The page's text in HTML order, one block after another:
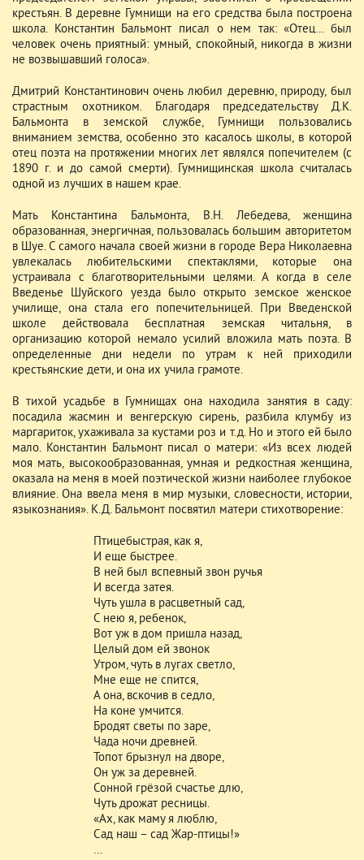
крестьян. В деревне Гумнищи на его средства была построена
школа. Константин Бальмонт писал о нем так: «Отец… был
человек очень приятный: умный, спокойный, никогда в жизни
не возвышавший голоса».
Дмитрий Константинович очень любил деревню, природу, был
страстным охотником. Благодаря председательству Д.К.
Бальмонта в земской службе, Гумнищи пользовались
вниманием земства, особенно это касалось школы, в которой
отец поэта на протяжении многих лет являлся попечителем (с
1890 г. и до самой смерти). Гумнищинская школа считалась
одной из лучших в нашем крае.
Мать Константина Бальмонта, В.Н. Лебедева, женщина
образованная, энергичная, пользовалась большим авторитетом
в Шуе. С самого начала своей жизни в городе Вера Николаевна
увлекалась любительскими спектаклями, которые она
устраивала с благотворительными целями. А когда в селе
Введенье Шуйского уезда было открыто земское женское
училище, она стала его попечительницей. При Введенской
школе действовала бесплатная земская читальня, в
организацию которой немало усилий вложила мать поэта. В
определенные дни недели по утрам к ней приходили
крестьянские дети, и она их учила грамоте.
В тихой усадьбе в Гумнищах она находила занятия в саду:
посадила жасмин и венгерскую сирень, разбила клумбу из
маргариток, ухаживала за кустами роз и т.д. Но и этого ей было
мало. Константин Бальмонт писал о матери: «Из всех людей
моя мать, высокообразованная, умная и редкостная женщина,
оказала на меня в моей поэтической жизни наиболее глубокое
влияние. Она ввела меня в мир музыки, словесности, истории,
языкознания». К.Д. Бальмонт посвятил матери стихотворение:
Птицебыстрая, как я,
И еще быстрее.
В ней был вспевный звон ручья
И всегда затея.
Чуть ушла в расцветный сад,
С нею я, ребенок,
Вот уж в дом пришла назад,
Целый дом ей звонок
Утром, чуть в лугах светло,
Мне еще не спится,
А она, вскочив в седло,
На коне умчится.
Бродят светы по заре,
Чада ночи древней.
Топот брызнул на дворе,
Он уж за деревней.
Сонной грёзой счастье длю,
Чуть дрожат ресницы.
«Ах, как маму я люблю,
Сад наш – сад Жар-птицы!»
…